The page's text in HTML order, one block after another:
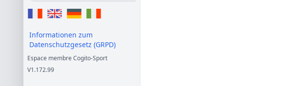
Informationen zum
Datenschutzgesetz (GRPD)
Espace membre Cogito-Sport
V1.172.99